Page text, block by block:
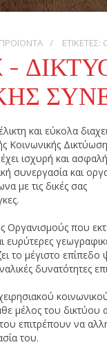
ΠΡΟΪΌΝΤΑ ΕΤΙΚΈΤΕΣ:
-
και εύκολα
Κοινωνικής
ισχυρή και
συνεργασία και
με τις δικές σας
Οργανισμούς που
ευρύτερες
το μέγιστο επίπεδο
δυνατότητες
μέλος του δικτύου
του επιτρέπουν να
του.